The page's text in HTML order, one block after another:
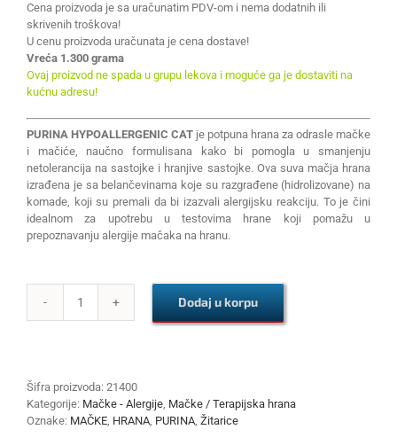
Cena proizvoda je sa uračunatim PDV-om i nema dodatnih ili
skrivenih troškova!
U cenu proizvoda uračunata je cena dostave!
Vreća 1.300 grama
Ovaj proizvod ne spada u grupu lekova i moguće ga je dostaviti na
kućnu adresu!
PURINA HYPOALLERGENIC CAT je potpuna hrana za odrasle mačke
i mačiće, naučno formulisana kako bi pomogla u smanjenju
netolerancija na sastojke i hranjive sastojke. Ova suva mačja hrana
izrađena je sa belančevinama koje su razgrađene (hidrolizovane) na
komade, koji su premali da bi izazvali alergijsku reakciju. To je čini
idealnom za upotrebu u testovima hrane koji pomažu u
prepoznavanju alergije mačaka na hranu.
PURINA
CAT
1.3kg
količina
Dodaj u korpu
Šifra proizvoda: 21400
Kategorije: Mačke - Alergije Mačke / Terapijska hrana
Oznake: MAČKE HRANA PURINA Žitarice